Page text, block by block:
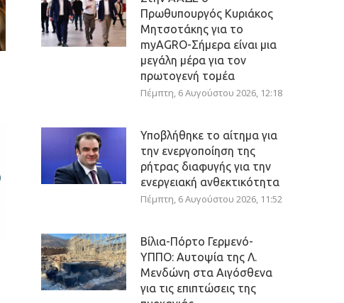
Πρωθυπουργός Κυριάκος
Μητσοτάκης για το
myAGRO-Σήμερα είναι μια
μεγάλη μέρα για τον
πρωτογενή τομέα
Πέμπτη, 6 Αυγούστου 2026, 12:18
Υποβλήθηκε το αίτημα για
την ενεργοποίηση της
ρήτρας διαφυγής για την
ενεργειακή ανθεκτικότητα
Πέμπτη, 6 Αυγούστου 2026, 11:52
Βίλια-Πόρτο Γερμενό-
ΥΠΠΟ: Αυτοψία της Λ.
Μενδώνη στα Αιγόσθενα
για τις επιπτώσεις της